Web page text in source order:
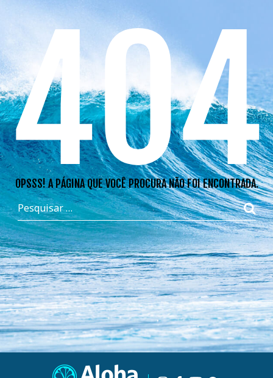
404
OPSSS! A PÁGINA QUE VOCÊ PROCURA NÃO FOI ENCONTRADA.